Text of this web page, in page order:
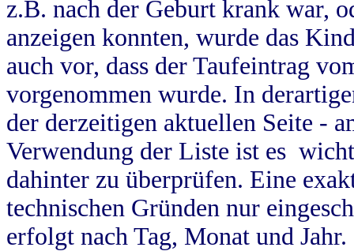
z.B. nach der Geburt krank war,
anzeigen konnten, wurde das
auch vor, dass der Taufeintrag
vorgenommen wurde. In
der derzeitigen aktuellen Seite -
Verwendung der Liste ist es
dahinter zu überprüfen. Eine
technischen Gründen nur
erfolgt nach Tag, Monat und Jahr.